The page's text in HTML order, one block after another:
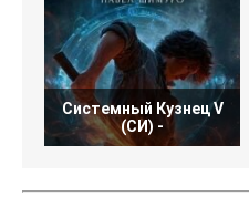
Системный Кузнец V
(СИ) -